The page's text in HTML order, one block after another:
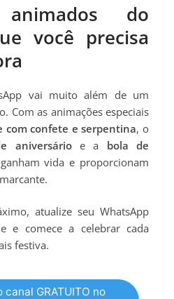
do
você precisa
vai muito além de um
Com as animações especiais
com confete e serpentina, o
aniversárioe a bola de
vida e proporcionam
atualize seu WhatsApp
e comece a celebrar cada
festiva.
GRATUITO no